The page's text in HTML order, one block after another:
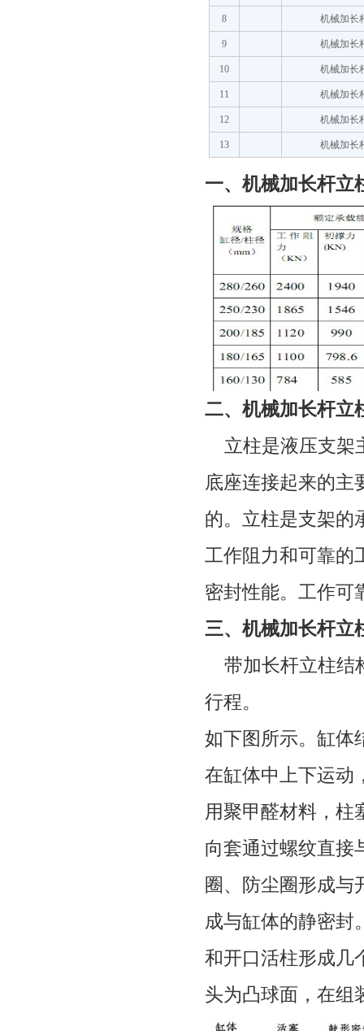
8 机械加长
9 机械加长
10 机械加长
11 机械加长
12 机械加长
13 机械加长
一、机械加长杆立
二、机械加长杆立
立柱是液压支架
底座连接起来的主
的。立柱是支架的
工作阻力和可靠的
密封性能。工作可
三、机械加长杆立
带加长杆立柱结
行程。
如下图所示。缸体
在缸体中上下运动
用聚甲醛材料，柱
向套通过螺纹直接
圈、防尘圈形成与
成与缸体的静密封
和开口活柱形成几
头为凸球面，在组